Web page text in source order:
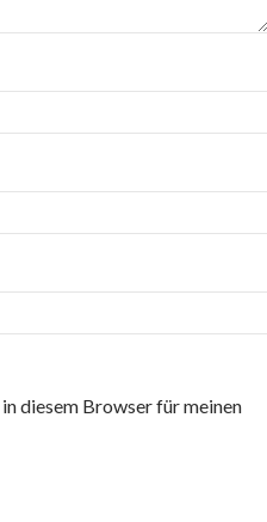
diesem Browser für meinen